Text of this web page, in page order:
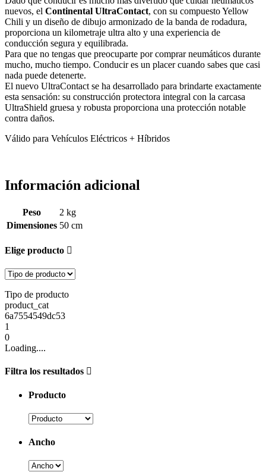
nuevos, el Continental UltraContact, con su compuesto Yellow
Chili y un diseño de dibujo armonizado de la banda de rodadura,
proporciona un kilometraje ultra alto y una experiencia de
conducción segura y equilibrada.
Para que no tengas que preocuparte por comprar neumáticos durante
mucho, mucho tiempo. Conducir es un placer cuando sabes que casi
nada puede detenerte.
El nuevo UltraContact se ha desarrollado para brindarte exactamente
esta sensación: su construcción protectora integral con la carcasa
UltraShield gruesa y robusta proporciona una protección notable
contra daños.
Válido para Vehículos Eléctricos + Híbridos
Información adicional
Peso
2 kg
Dimensiones 50 cm
Elige producto
Tipo de producto
product_cat
6a7554549dc53
1
0
Loading....
Filtra los resultados
Producto
Ancho